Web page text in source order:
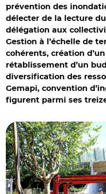
prévention des
délecter de la lecture
délégation aux
Gestion à l’échelle de
cohérents, création
rétablissement d’un
diversification des
Gemapi, convention
figurent parmi ses
© @SebastienLeroy_/
hydraulique afin